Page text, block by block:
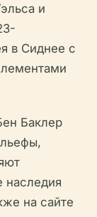
и
в Сиднее с
Баклер
наследия
на сайте